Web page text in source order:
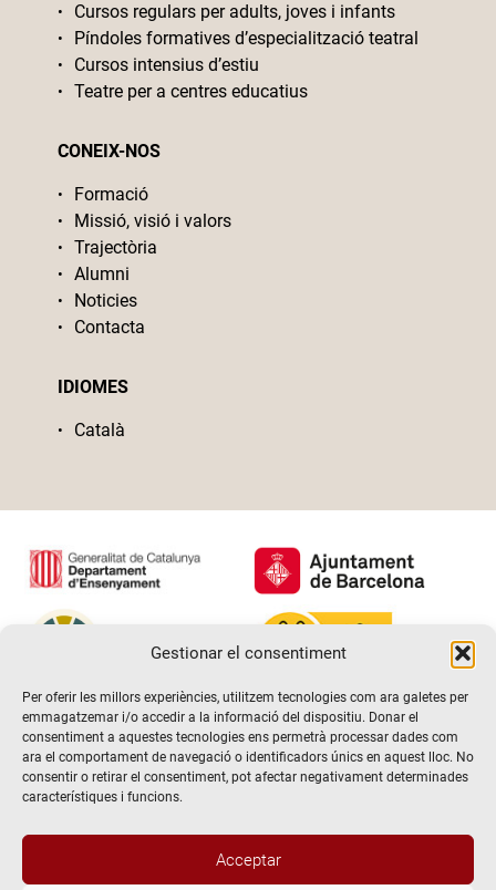
Gestionar el consentiment
Per oferir les millors experiències, utilitzem tecnologies com ara galetes per
emmagatzemar i/o accedir a la informació del dispositiu. Donar el
consentiment a aquestes tecnologies ens permetrà processar dades com
ara el comportament de navegació o identificadors únics en aquest lloc. No
consentir o retirar el consentiment, pot afectar negativament determinades
característiques i funcions.
Acceptar
Cursos regulars per adults, joves i infants
Píndoles formatives d’especialització teatral
Cursos intensius d’estiu
Teatre per a centres educatius
CONEIX-NOS
Formació
Missió, visió i valors
Trajectòria
Alumni
Noticies
Contacta
IDIOMES
Català